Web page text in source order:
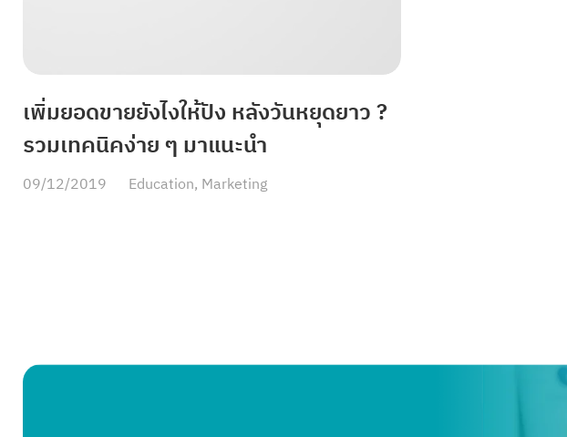
เพิ่มยอดขายยังไงให้ปัง หลังวันหยุดยาว ?
รวมเทคนิคง่าย ๆ มาแนะนำ
09/12/2019 Education, Marketing